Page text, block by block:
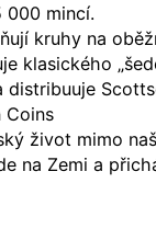
000 mincí.
kruhy na
klasického
distribuuje
Coins
život mimo
na Zemi a